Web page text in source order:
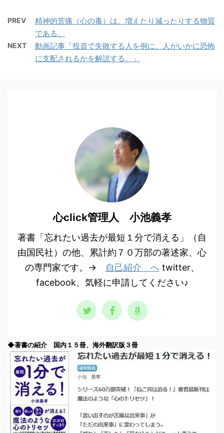
PREV
精神的苦痛（心の毒）は、増えたり減ったりする物質
である。
NEXT
動画記事「投資で失敗する人を例に、人がいかに恐怖
に支配されるかを解説する。」
心click管理人 小池義孝
著書「忘れたい過去が最短１分で消える」（自
由国民社）の他、累計約７０万部の著述家、心
の専門家です。→
自己紹介 へtwitter、
facebook、気軽に申請してください♪
◆著書の紹介 国内１５冊、海外翻訳版３冊